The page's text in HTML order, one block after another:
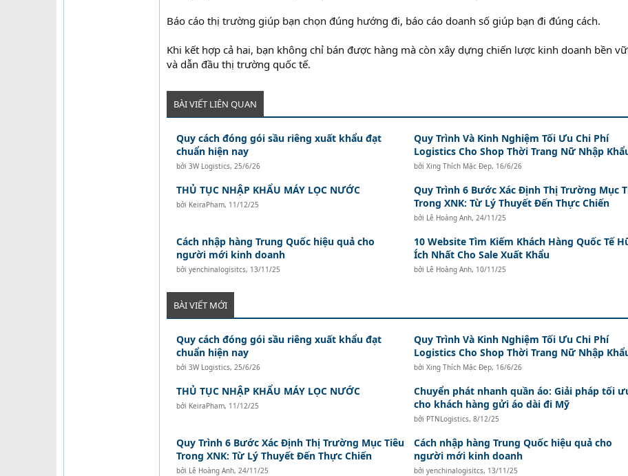
Báo cáo thị trường giúp bạn chọn đúng hướng đi, báo cáo doanh số giúp bạn đi đúng cách.
Khi kết hợp cả hai, bạn không chỉ bán được hàng mà còn xây dựng chiến lược kinh doanh bền
và dẫn đầu thị trường quốc tế.
BÀI VIẾT LIÊN QUAN
Quy cách đóng gói sầu riêng xuất khẩu đạt
chuẩn hiện nay
bởi 3W Logistics, 25/6/26
Quy Trình Và Kinh Nghiệm Tối Ưu Chi Phí
Logistics Cho Shop Thời Trang Nữ Nhập
bởi Xing Thích Mặc Đẹp, 16/6/26
THỦ TỤC NHẬP KHẨU MÁY LỌC NƯỚC
bởi KeiraPham, 11/12/25
Quy Trình 6 Bước Xác Định Thị Trường Mục
Trong XNK: Từ Lý Thuyết Đến Thực Chiến
bởi Lê Hoàng Anh, 24/11/25
Cách nhập hàng Trung Quốc hiệu quả cho
người mới kinh doanh
bởi yenchinalogisitcs, 13/11/25
10 Website Tìm Kiếm Khách Hàng Quốc Tế
Ích Nhất Cho Sale Xuất Khẩu
bởi Lê Hoàng Anh, 10/11/25
BÀI VIẾT MỚI
Quy cách đóng gói sầu riêng xuất khẩu đạt
chuẩn hiện nay
bởi 3W Logistics, 25/6/26
Quy Trình Và Kinh Nghiệm Tối Ưu Chi Phí
Logistics Cho Shop Thời Trang Nữ Nhập
bởi Xing Thích Mặc Đẹp, 16/6/26
THỦ TỤC NHẬP KHẨU MÁY LỌC NƯỚC
bởi KeiraPham, 11/12/25
Chuyển phát nhanh quần áo: Giải pháp tối
cho khách hàng gửi áo dài đi Mỹ
bởi PTNLogistics, 8/12/25
Quy Trình 6 Bước Xác Định Thị Trường Mục Tiêu
Trong XNK: Từ Lý Thuyết Đến Thực Chiến
bởi Lê Hoàng Anh, 24/11/25
Cách nhập hàng Trung Quốc hiệu quả cho
người mới kinh doanh
bởi yenchinalogisitcs, 13/11/25